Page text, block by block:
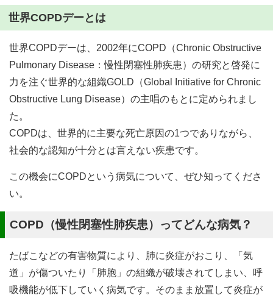
世界COPDデーとは
世界COPDデーは、2002年にCOPD（Chronic Obstructive
Pulmonary Disease：慢性閉塞性肺疾患）の研究と啓発に
力を注ぐ世界的な組織GOLD（Global Initiative for Chronic
Obstructive Lung Disease）の主唱のもとに定められまし
た。
COPDは、世界的に主要な死亡原因の1つでありながら、
社会的な認知が十分とは言えない疾患です。
この機会にCOPDという病気について、ぜひ知ってくださ
い。
COPD（慢性閉塞性肺疾患）ってどんな病気？
たばこなどの有害物質により、肺に炎症がおこり、「気
道」が傷ついたり「肺胞」の組織が破壊されてしまい、呼
吸機能が低下していく病気です。そのまま放置して炎症が